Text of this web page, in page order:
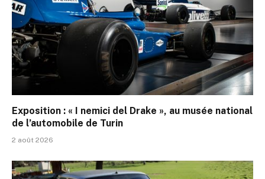
Exposition : « I nemici del Drake », au musée national
de l’automobile de Turin
2 août 2026